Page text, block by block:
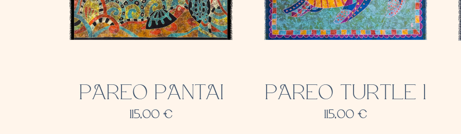
PAREO PANTAI
115,00€
PAREO TURTLE 1
115,00€